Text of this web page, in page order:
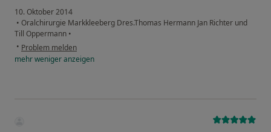
10. Oktober 2014
• Oralchirurgie Markkleeberg Dres.Thomas Hermann Jan Richter und
Till Oppermann •
• Problem melden
mehrwenigeranzeigen